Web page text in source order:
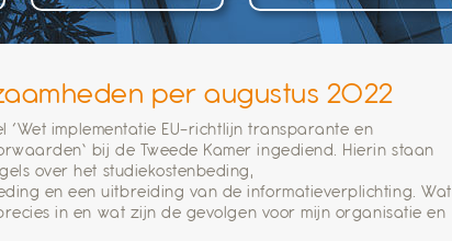
per augustus 2022
‘Wet implementatie EU-richtlijn transparante en
bij de Tweede Kamer ingediend. Hierin staan
over het studiekostenbeding,
en een uitbreiding van de informatieverplichting. Wat
in en wat zijn de gevolgen voor mijn organisatie en